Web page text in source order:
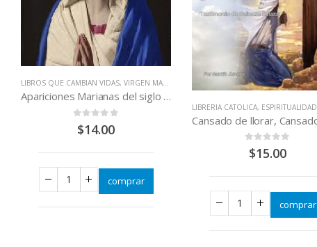
LIBROS QUE CAMBIAN VIDAS, VIRGEN MARÍA
Apariciones Marianas del siglo XX
out of 5
$14.00
comprar
LIBRERIA CATOLICA, ESPIRITUALIDAD
out of 5
$15.00
comprar